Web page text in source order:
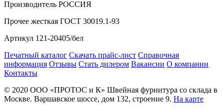
Производитель РОССИЯ
Прочее жесткая ГОСТ 30019.1-93
Артикул 121-20405/бел
Печатный каталог Скачать прайс-лист Справочная
информация Отзывы Стать дилером Вакансии О компании
Контакты
© 2020 ООО «ПРОТОС и К» Швейная фурнитура со склада в
Москве. Варшавское шоссе, дом 132, строение 9. На карте